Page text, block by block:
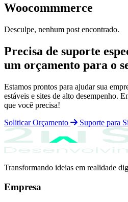
Woocommmerce
Desculpe, nenhum post encontrado.
Precisa de suporte
um orçamento para o
Estamos prontos para ajudar sua
estáveis e sites de alto desempenho.
que você precisa!
Soliticar Orçamento
Suporte para
Transformando ideias em realidade
Empresa